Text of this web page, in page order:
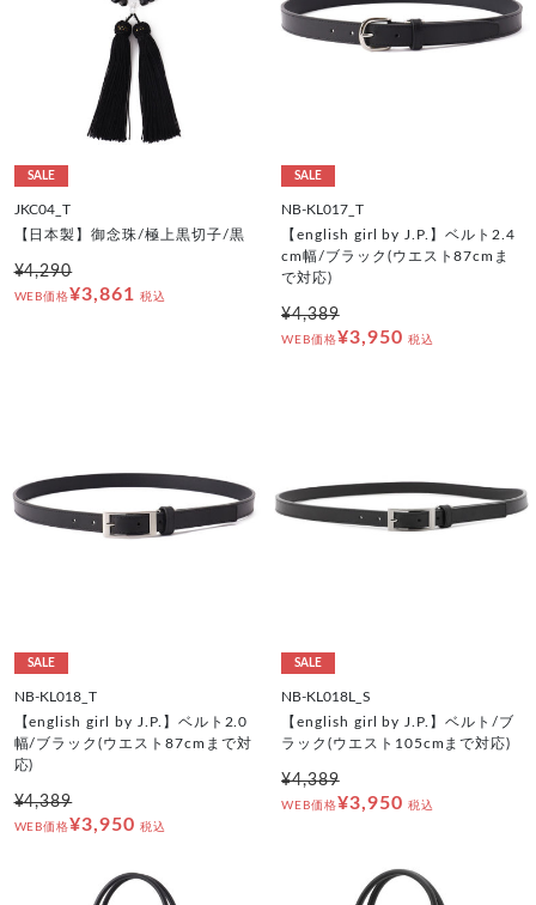
SALE
JKC04_T
【日本製】御念珠/極上黒切子/黒
¥4,290
WEB価格¥3,861 税込
SALE
NB-KL017_T
【english girl by J.P.】ベルト2.4
cm幅/ブラック(ウエスト87cmま
で対応)
¥4,389
WEB価格¥3,950 税込
SALE
NB-KL018_T
【english girl by J.P.】ベルト2.0
幅/ブラック(ウエスト87cmまで対
応)
¥4,389
WEB価格¥3,950 税込
SALE
NB-KL018L_S
【english girl by J.P.】ベルト/ブ
ラック(ウエスト105cmまで対応)
¥4,389
WEB価格¥3,950 税込